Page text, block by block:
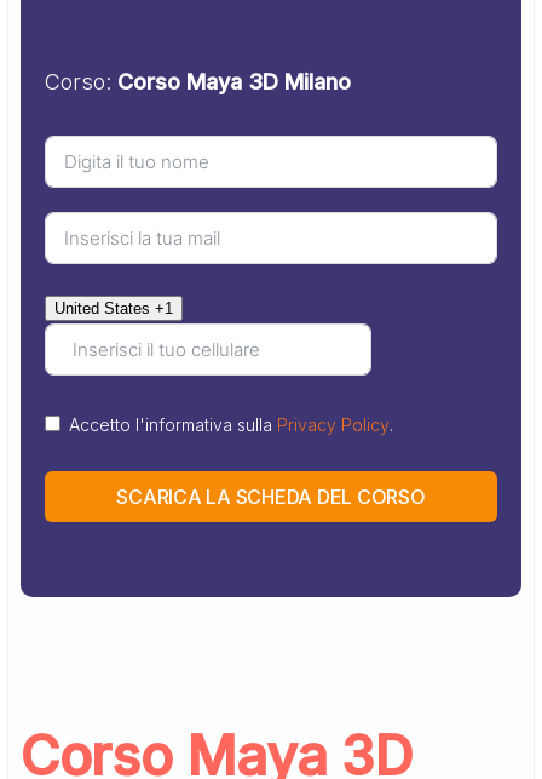
Corso: Corso Maya 3D Milano
United States +1
Accetto l'informativa sulla Privacy Policy.
SCARICA LA SCHEDA DEL CORSO
Corso Maya 3D